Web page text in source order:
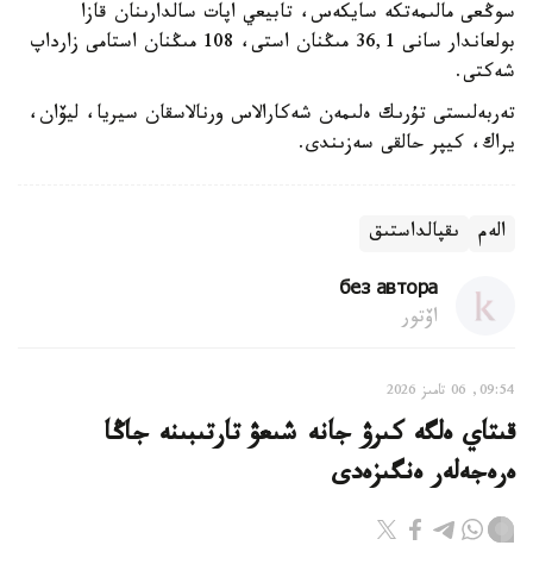
سوڭعى مالىمەتكە سايكەس، تابيعي اپات سالدارىنان قازا
بولعاندار سانى 36,1 مىڭنان استى، 108 مىڭنان استامى زارداپ
شەكتى.
تەربەلىستى تۇرىك ەلىمەن شەكارالاس ورنالاسقان سيريا، ليۆان،
يراك، كيپر حالقى سەزىندى.
الەم ىقپالداستىق
без автора
اۆتور
09:54, 06 تامىز 2026
قىتاي ەلگە كىرۋ جانە شىعۋ تارتىبىنە جاڭا
ەرەجەلەر ەنگىزەدى